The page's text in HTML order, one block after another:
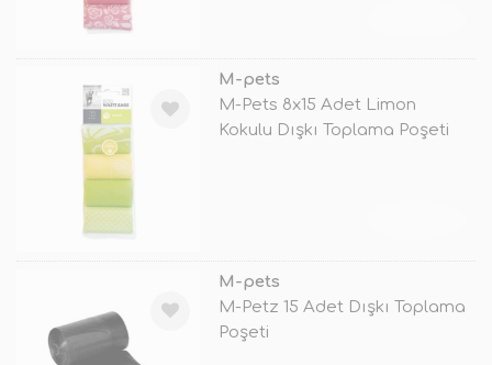
M-pets
M-Pets 8x15 Adet Limon
Kokulu Dışkı Toplama Poşeti
M-pets
M-Petz 15 Adet Dışkı Toplama
Poşeti